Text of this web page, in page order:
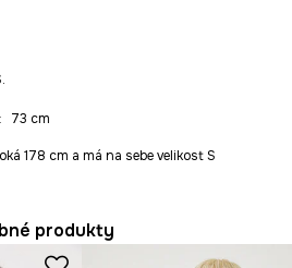
: 73 cm
178 cm a má na sebe velikost S
produkty